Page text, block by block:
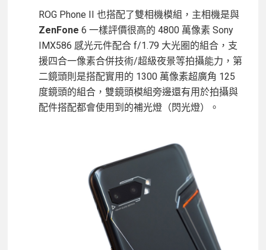
ROG Phone II 也搭配了雙相機模組，主相機是與
ZenFone 6 一樣評價很高的 4800 萬像素 Sony
IMX586 感光元件配合 f/1.79 大光圈的組合，支
援四合一像素合併技術/超級夜景等拍攝能力，第
二鏡頭則是搭配實用的 1300 萬像素超廣角 125
度鏡頭的組合，雙鏡頭模組旁邊還有用於拍攝與
配件搭配都會使用到的補光燈（閃光燈）。